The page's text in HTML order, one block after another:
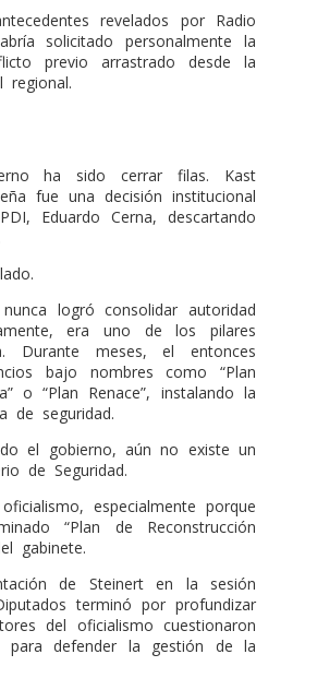
revelados por Radio
solicitado personalmente la
previo arrastrado desde la
regional.
ha sido cerrar filas. Kast
fue una decisión institucional
Eduardo Cerna, descartando
logró consolidar autoridad
era uno de los pilares
Durante meses, el entonces
bajo nombres como “Plan
o “Plan Renace”, instalando la
de seguridad.
el gobierno, aún no existe un
de Seguridad.
especialmente porque
“Plan de Reconstrucción
gabinete.
de Steinert en la sesión
terminó por profundizar
del oficialismo cuestionaron
para defender la gestión de la